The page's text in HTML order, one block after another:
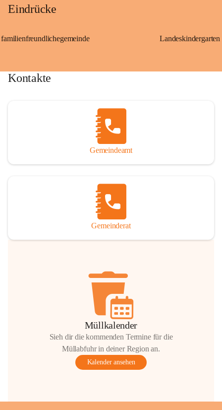
Eindrücke
familienfreundlichegemeinde
Kontakte
Gemeindeamt
Gemeinderat
Müllkalender
Sieh dir die kommenden Termine für die
Müllabfuhr in deiner Region an.
Kalender ansehen